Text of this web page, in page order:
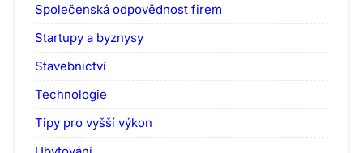
Společenská odpovědnost firem
Startupy a byznysy
Stavebnictví
Technologie
Tipy pro vyšší výkon